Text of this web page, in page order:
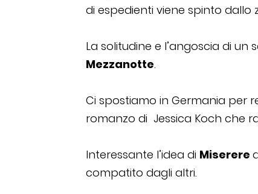
di espedienti viene spinto
La solitudine e l’angoscia di
Mezzanotte.
Ci spostiamo in Germania per
romanzo di Jessica Koch che
Interessante l’idea di Miserere
compatito dagli altri.